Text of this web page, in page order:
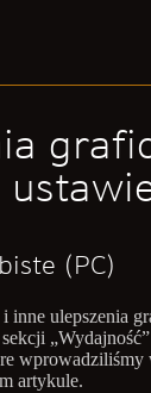
(PC)
inne ulepszenia
wprowadziliśmy
artykule.